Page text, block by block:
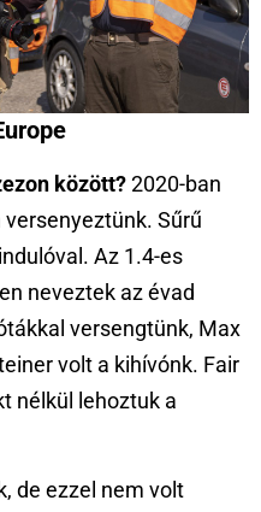
között?2020-ban
Sűrű
Az 1.4-es
neveztek az évad
versengtünk, Max
volt a kihívónk. Fair
nélkül lehoztuk a
de ezzel nem volt